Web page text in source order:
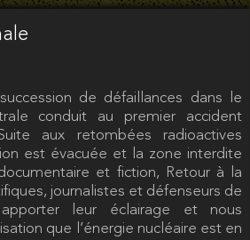
de défaillances dans le
conduit au premier accident
aux retombées radioactives
est évacuée et la zone interdite
et fiction, Retour à la
journalistes et défenseurs de
apporter leur éclairage et nous
que l’énergie nucléaire est en